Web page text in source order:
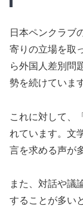
日本ペンクラブ
寄りの立場を取
ら外国人差別問
勢を続けていま
これに対して、
れています。文
言を求める声が
また、対話や議
することが多い